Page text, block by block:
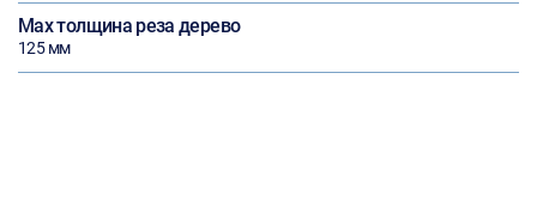
Max толщина реза дерево
125 мм